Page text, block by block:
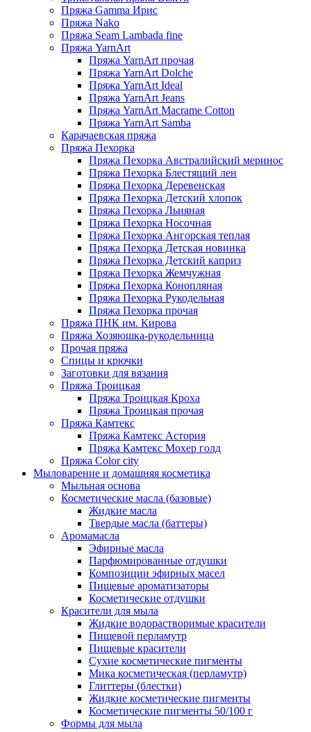
Пряжа Gamma Ирис
Пряжа Nako
Пряжа Seam Lambada fine
Пряжа YarnArt
Пряжа YarnArt прочая
Пряжа YarnArt Dolche
Пряжа YarnArt Ideal
Пряжа YarnArt Jeans
Пряжа YarnArt Macrame Cotton
Пряжа YarnArt Samba
Карачаевская пряжа
Пряжа Пехорка
Пряжа Пехорка Австралийский меринос
Пряжа Пехорка Блестящий лен
Пряжа Пехорка Деревенская
Пряжа Пехорка Детский хлопок
Пряжа Пехорка Льняная
Пряжа Пехорка Носочная
Пряжа Пехорка Ангорская теплая
Пряжа Пехорка Детская новинка
Пряжа Пехорка Детский каприз
Пряжа Пехорка Жемчужная
Пряжа Пехорка Конопляная
Пряжа Пехорка Рукодельная
Пряжа Пехорка прочая
Пряжа ПНК им. Кирова
Пряжа Хозяюшка-рукодельница
Прочая пряжа
Спицы и крючки
Заготовки для вязания
Пряжа Троицкая
Пряжа Троицкая Кроха
Пряжа Троицкая прочая
Пряжа Камтекс
Пряжа Камтекс Астория
Пряжа Камтекс Мохер голд
Пряжа Color city
Мыловарение и домашняя косметика
Мыльная основа
Косметические масла (базовые)
Жидкие масла
Твердые масла (баттеры)
Аромамасла
Эфирные масла
Парфюмированные отдушки
Композиции эфирных масел
Пищевые ароматизаторы
Косметические отдушки
Красители для мыла
Жидкие водорастворимые красители
Пищевой перламутр
Пищевые красители
Сухие косметические пигменты
Мика косметическая (перламутр)
Глиттеры (блестки)
Жидкие косметические пигменты
Косметические пигменты 50/100 г
Формы для мыла